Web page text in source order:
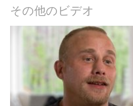
その他のビデオ